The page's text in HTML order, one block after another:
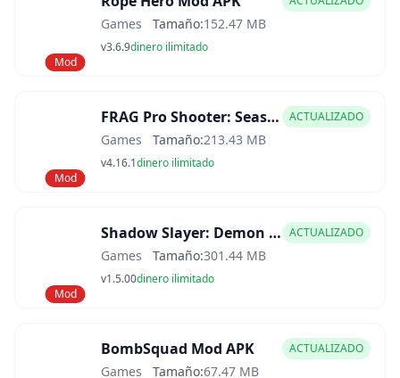
Mod
Games Tamaño:152.47 MB
v3.6.9dinero ilimitado
Mod
FRAG Pro Shooter: Season 10 Mod APK ACTUALIZADO
Games Tamaño:213.43 MB
v4.16.1dinero ilimitado
Mod
Shadow Slayer: Demon Hunter Mod APK ACTUALIZADO
Games Tamaño:301.44 MB
v1.5.00dinero ilimitado
BombSquad Mod APK ACTUALIZADO
Games Tamaño:67.47 MB